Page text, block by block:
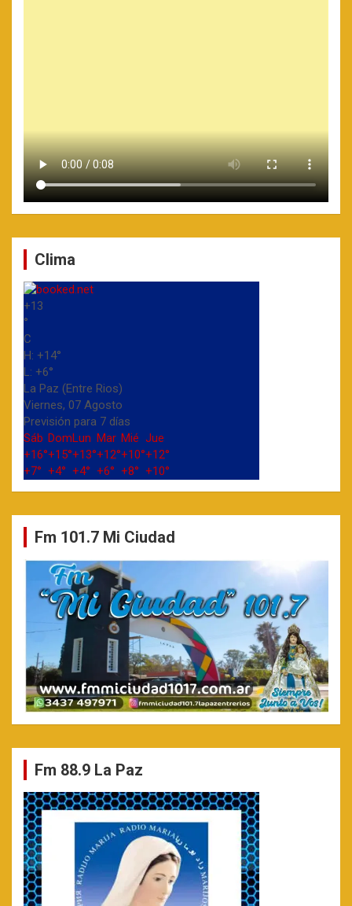
Clima
+13
°
C
H: +14°
L: +6°
La Paz (Entre Rios)
Viernes, 07 Agosto
Previsión para 7 días
Sáb DomLun Mar Mié Jue
+16°+15°+13°+12°+10°+12°
+7° +4° +4° +6° +8° +10°
Fm 101.7 Mi Ciudad
Fm 88.9 La Paz